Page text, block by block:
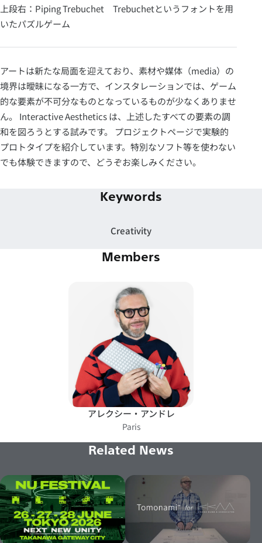
上段右：Piping Trebuchet Trebuchetというフォントを用
いたパズルゲーム
アートは新たな局面を迎えており、素材や媒体（media）の
境界は曖昧になる一方で、インスタレーションでは、ゲーム
的な要素が不可分なものとなっているものが少なくありませ
ん。 Interactive Aesthetics は、上述したすべての要素の調
和を図ろうとする試みです。 プロジェクトページで実験的
プロトタイプを紹介しています。特別なソフト等を使わない
でも体験できますので、どうぞお楽しみください。
Keywords
Creativity
Members
アレクシー・アンドレ
Paris
Related News